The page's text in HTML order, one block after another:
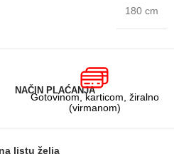
180 cm
NAČIN PLAĆANJA
Gotovinom, karticom, žiralno
(virmanom)
listu želja